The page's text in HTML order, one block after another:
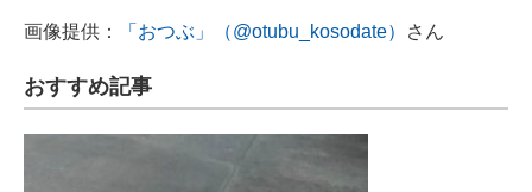
画像提供： 「おつぶ」（@otubu_kosodate） さん
おすすめ記事